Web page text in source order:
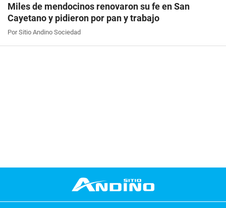
Miles de mendocinos renovaron su fe en San
Cayetano y pidieron por pan y trabajo
Por Sitio Andino Sociedad